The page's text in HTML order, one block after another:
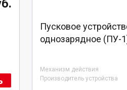
Пусковое
однозарядное (ПУ-
Механизм действия
Производитель устройства